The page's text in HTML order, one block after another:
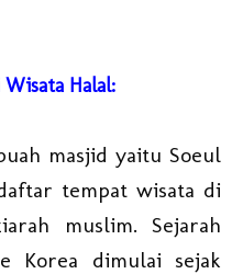
Wisata Halal:
masjid yaitu Soeul
tempat wisata di
muslim. Sejarah
Korea dimulai sejak